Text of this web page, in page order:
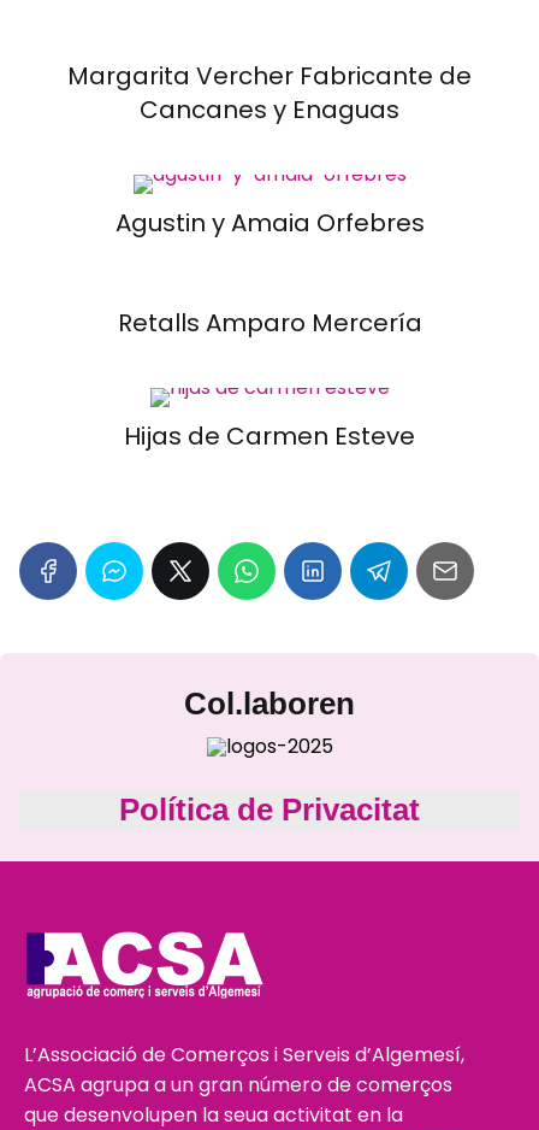
Margarita Vercher Fabricante de
Cancanes y Enaguas
Agustin y Amaia Orfebres
Retalls Amparo Mercería
Hijas de Carmen Esteve
Col.laboren
Política de Privacitat
L’Associació de Comerços i Serveis d’Algemesí,
ACSA agrupa a un gran número de comerços
que desenvolupen la seua activitat en la